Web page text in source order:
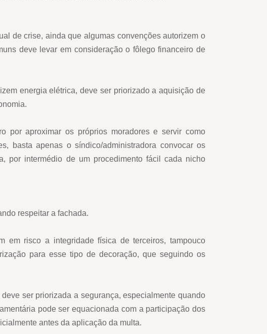
de crise, ainda que algumas convenções autorizem o
deve levar em consideração o fôlego financeiro de
energia elétrica, deve ser priorizado a aquisição de
por aproximar os próprios moradores e servir como
basta apenas o síndico/administradora convocar os
por intermédio de um procedimento fácil cada nicho
respeitar a fachada.
em risco a integridade física de terceiros, tampouco
para esse tipo de decoração, que seguindo os
ser priorizada a segurança, especialmente quando
pode ser equacionada com a participação dos
antes da aplicação da multa.